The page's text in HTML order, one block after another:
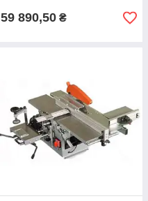
59 890,50 ₴